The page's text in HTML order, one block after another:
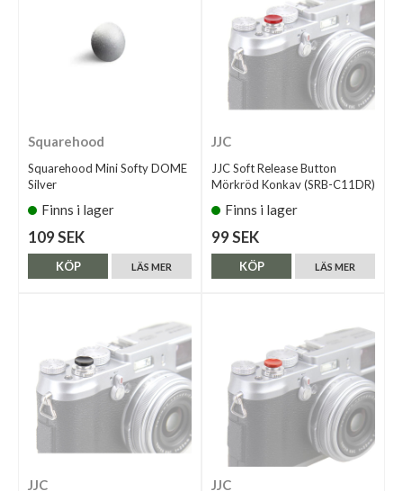
Squarehood
Squarehood Mini Softy DOME
Silver
Finns i lager
109 SEK
LÄS MER
KÖP
JJC
JJC Soft Release Button
Mörkröd Konkav (SRB-C11DR)
Finns i lager
99 SEK
LÄS MER
KÖP
JJC JJC